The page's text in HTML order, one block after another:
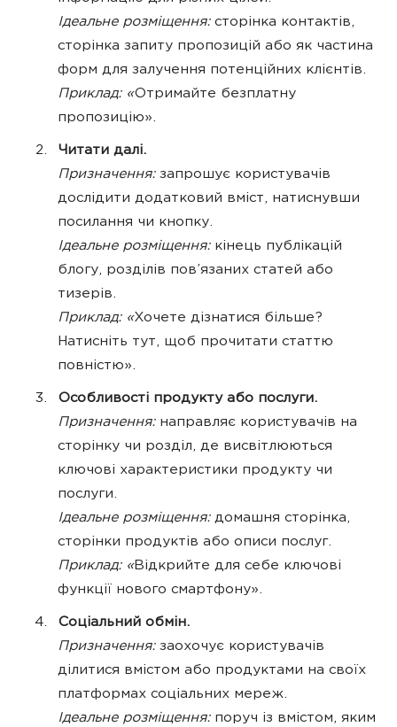
Ідеальне розміщення: сторінка контактів,
сторінка запиту пропозицій або як частина
форм для залучення потенційних клієнтів.
Приклад: «Отримайте безплатну
пропозицію».
Читати далі.
Призначення:запрошує користувачів
дослідити додатковий вміст, натиснувши
посилання чи кнопку.
Ідеальне розміщення: кінець публікацій
блогу, розділів пов’язаних статей або
тизерів.
Приклад: «Хочете дізнатися більше?
Натисніть тут, щоб прочитати статтю
повністю».
Особливості продукту або послуги.
Призначення:направляє користувачів на
сторінку чи розділ, де висвітлюються
ключові характеристики продукту чи
послуги.
Ідеальне розміщення: домашня сторінка,
сторінки продуктів або описи послуг.
Приклад: «Відкрийте для себе ключові
функції нового смартфону».
Соціальний обмін.
Призначення:заохочує користувачів
ділитися вмістом або продуктами на своїх
платформах соціальних мереж.
Ідеальне розміщення: поруч із вмістом, яким